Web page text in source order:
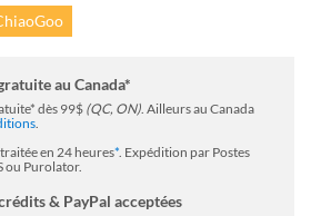
:est :
9.49$.
au Canada*
dès 99$(QC, ON). Ailleurs au Canada
.
en 24 heures*. Expédition par Postes
ou Purolator.
& PayPal acceptées